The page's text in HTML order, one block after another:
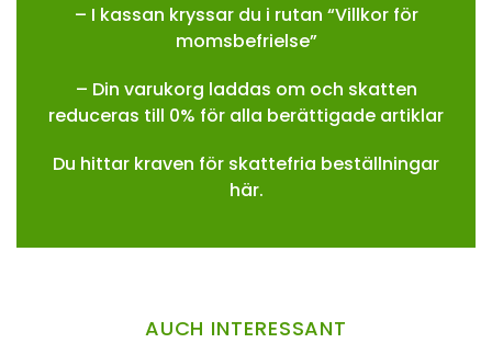
– I kassan kryssar du i rutan “Villkor för
momsbefrielse”
– Din varukorg laddas om och skatten
reduceras till 0% för alla berättigade artiklar
Du hittar kraven för skattefria beställningar
här.
AUCH INTERESSANT